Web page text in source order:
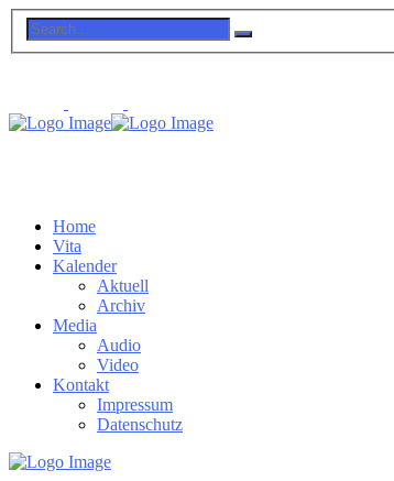
Home
Vita
Kalender
Aktuell
Archiv
Media
Audio
Video
Kontakt
Impressum
Datenschutz